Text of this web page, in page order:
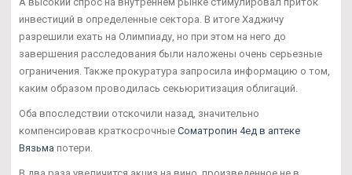
инвестиций в определенные сектора. В итоге Хаджичу
разрешили ехать на Олимпиаду, но при этом на него до
завершения расследования были наложены очень серьезные
ограничения. Также прокуратура запросила информацию о том,
каким образом проводилась секьюритизация облигаций.
Оба впоследствии отскочили назад, значительно
компенсировав краткосрочные Cоматропин 4ед в аптеке
Вязьма потери.